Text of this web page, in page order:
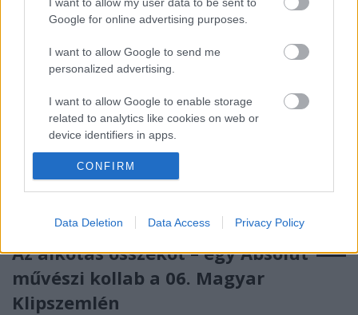
Google for online advertising purposes.
I want to allow Google to send me
personalized advertising.
I want to allow Google to enable storage
related to analytics like cookies on web or
device identifiers in apps.
I want to allow Google to enable storage
related to functionality of the website or app.
I want to allow Google to enable storage
related to personalization.
I want to allow Google to enable storage
related to security, including authentication
functionality and fraud prevention, and other
CONFIRM
Data Deletion Data Access Privacy Policy
Az alkotás összeköt – egy Absolut
művészi kollab a 06. Magyar
Klipszemlén